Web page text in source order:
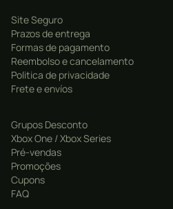
Integração perfeita com a
com tempos de
Paisagens deslumbrantes e
para descobrir
da jornada.
Site Seguro
Prazos de entrega
Formas de pagamento
Reembolso e cancelamento
Politica de privacidade
Frete e envíos
Grupos Desconto
Xbox One / Xbox Series
Pré-vendas
Promoções
Cupons
FAQ